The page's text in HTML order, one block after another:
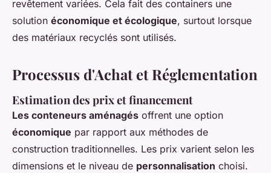
revêtement variées. Cela fait des containers une
solution économique et écologique, surtout lorsque
des matériaux recyclés sont utilisés.
Processus d'Achat et Réglementation
Estimation des prix et financement
Les conteneurs aménagés offrent une option
économique par rapport aux méthodes de
construction traditionnelles. Les prix varient selon les
dimensions et le niveau de personnalisation choisi.